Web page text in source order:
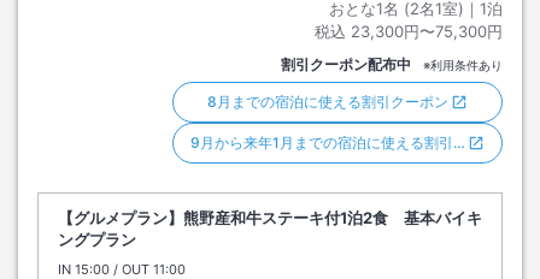
おとな1名 (2名1室)｜ 1泊
税込 23,300円〜75,300円
割引クーポン配布中 ※利用条件あり
8月までの宿泊に使える割引クーポン
9月から来年1月までの宿泊に使える割引…
【グルメプラン】熊野産和牛ステーキ付1泊2食 基本バイキ
ングプラン
IN チェックイン
15:00 / OUT チェックアウト
11:00